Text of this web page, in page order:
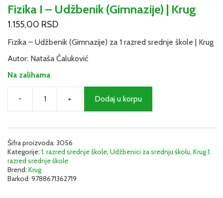
Fizika I – Udžbenik (Gimnazije) | Krug
1.155,00 RSD
Fizika – Udžbenik (Gimnazije) za 1 razred srednje škole | Krug
Autor: Nataša Čaluković
Na zalihama
-
Fizika
I
|
+ Dodaj u korpu
Šifra proizvoda: 3056
Kategorije: 1. razred srednje škole, Udžbenici za srednju školu, Krug 1.
razred srednje škole
Brend: Krug
Barkod: 9788671362719